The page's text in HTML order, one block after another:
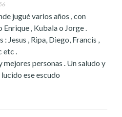
jugué varios años , con
, Kubala o Jorge .
Jesus , Ripa, Diego, Francis ,
etc .
mejores personas . Un saludo y
ese escudo